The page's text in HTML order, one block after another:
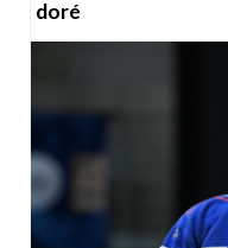
doré